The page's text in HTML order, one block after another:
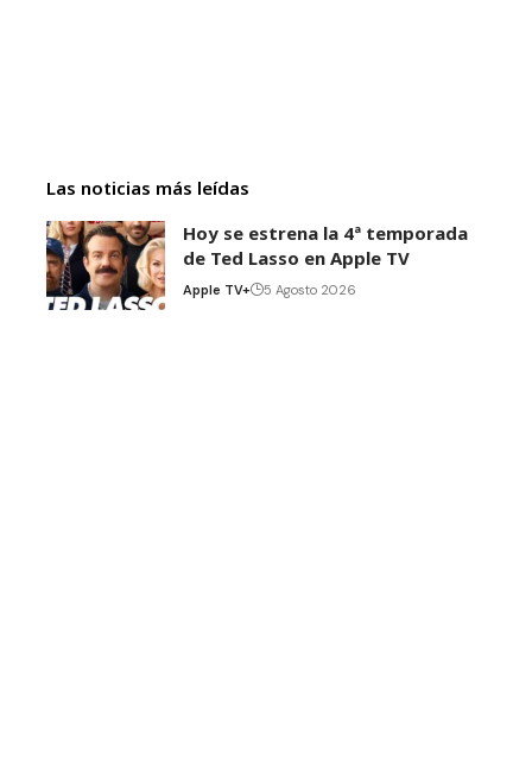
Las noticias más leídas
Hoy se estrena la 4ª temporada
de Ted Lasso en Apple TV
Apple TV+ 5 Agosto 2026